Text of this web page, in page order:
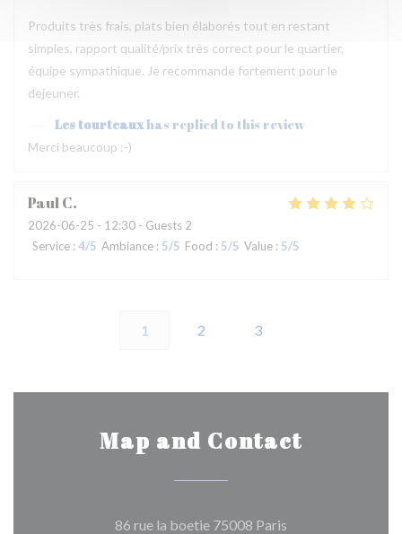
Produits très frais, plats bien élaborés tout en restant
simples, rapport qualité/prix très correct pour le quartier,
équipe sympathique. Je recommande fortement pour le
dejeuner.
Les tourteaux has replied to this review
Merci beaucoup :-)
PaulC
2026-06-25 - 12:30 - Guests 2
Service : 4/5 Ambiance : 5/5 Food : 5/5 Value : 5/5
1 2 3
Map and Contact
86 rue la boetie 75008 Paris